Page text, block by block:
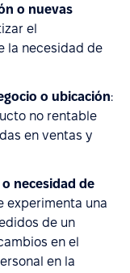
o nuevas
el
la necesidad de
o ubicación:
no rentable
en ventas y
necesidad de
experimenta una
de un
en el
en la